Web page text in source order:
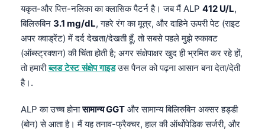
यकृत-और पित्त-नलिका का क्लासिक पैटर्न है। जब मैं ALP 412 U/L,
बिलिरुबिन 3.1 mg/dL, गहरे रंग का मूत्र, और दाहिने ऊपरी पेट (राइट
अपर क्वाड्रेंट) में दर्द देखता/देखती हूँ, तो सबसे पहले मुझे रुकावट
(ऑब्स्ट्रक्शन) की चिंता होती है; अगर संक्षेपाक्षर खुद ही भ्रमित कर रहे हों,
तो हमारीब्लड टेस्ट संक्षेप गाइडउस पैनल को पढ़ना आसान बना देता/देती
है।.
ALP का उच्च होनासामान्य GGT और सामान्य बिलिरुबिन अक्सर हड्डी
(बोन) से आता है। मैं यह तनाव-फ्रैक्चर, हाल की ऑर्थोपेडिक सर्जरी, और